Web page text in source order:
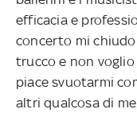
efficacia e
concerto mi chiudo
trucco e non
piace svuotarmi
altri qualcosa di me.